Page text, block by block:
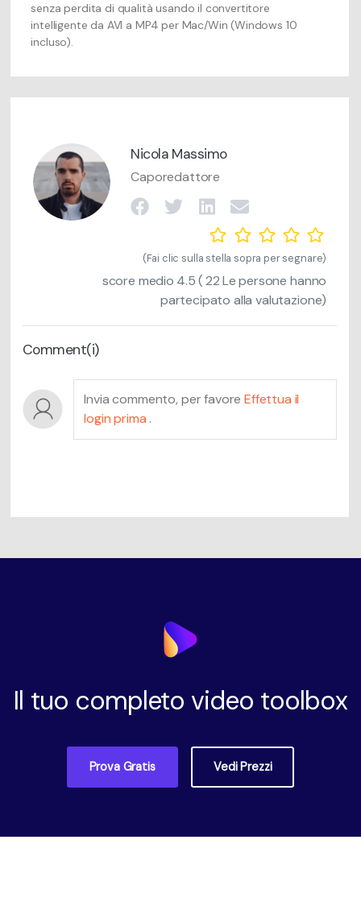
senza perdita di qualità usando il convertitore
intelligente da AVI a MP4 per Mac/Win (Windows 10
incluso).
Nicola Massimo
Caporedattore
(Fai clic sulla stella sopra per segnare)
score medio 4.5(22Le persone hanno
partecipato alla valutazione)
Comment(i)
Invia commento, per favore Effettua il
login prima .
Il tuo completo video toolbox
Prova Gratis Vedi Prezzi